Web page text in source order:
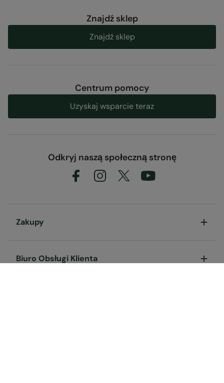
Znajdź sklep
Znajdź sklep
Centrum pomocy
Uzyskaj wsparcie teraz
Odkryj naszą społeczną stronę
Zakupy
Biuro Obsługi Klienta